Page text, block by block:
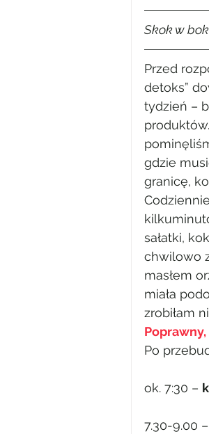
Skok w
Przed
detoks”
tydzień –
gdzie
granicę,
sałatki,
chwilowo
masłem
miała
zrobiłam
Po
ok. 7:30 –
7.30-9.00 –